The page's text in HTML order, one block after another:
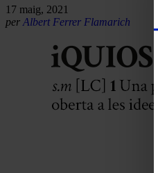
17 maig, 2021
per Albert Ferrer Flamarich